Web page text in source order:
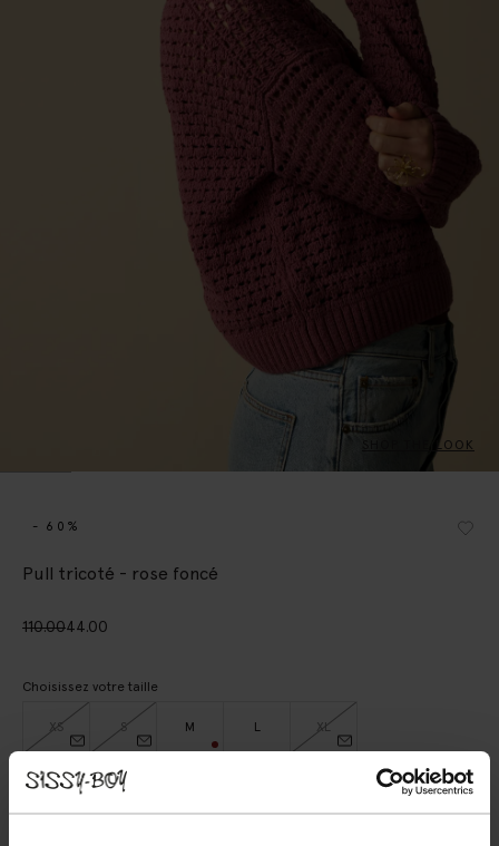
SHOP THE LOOK
- 60%
Pull tricoté - rose foncé
110.0044.00
Choisissez votre taille
XS S M L XL
AJOUTER AU PANIER